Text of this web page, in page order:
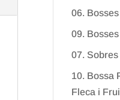
06.
09.
07.
10. Bossa
Fleca i